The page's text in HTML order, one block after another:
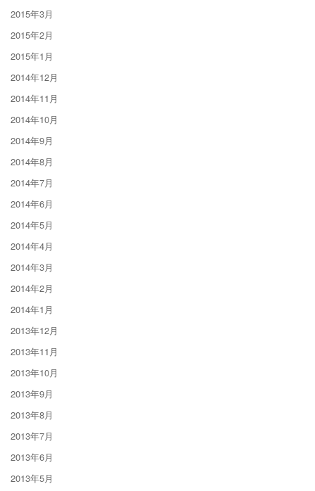
2015年3月
2015年2月
2015年1月
2014年12月
2014年11月
2014年10月
2014年9月
2014年8月
2014年7月
2014年6月
2014年5月
2014年4月
2014年3月
2014年2月
2014年1月
2013年12月
2013年11月
2013年10月
2013年9月
2013年8月
2013年7月
2013年6月
2013年5月